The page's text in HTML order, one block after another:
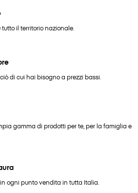
il territorio nazionale.
di cui hai bisogno a prezzi bassi.
gamma di prodotti per te, per la famiglia e
ogni punto vendita in tutta Italia.